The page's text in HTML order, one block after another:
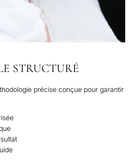
STRUCTURÉ
précise conçue pour garantir